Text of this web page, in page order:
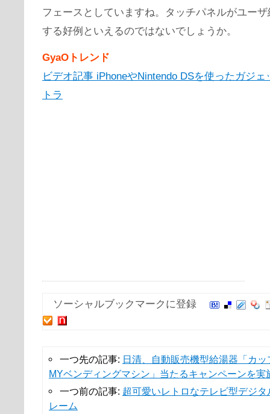
フェースとしていますね。タッチパネルがユー
する好例といえるのではないでしょうか。
GyaOトレンド
ビデオ記事 iPhoneやNintendo DSを使ったガジ
トラ
ソーシャルブックマークに登録
一つ先の記事: 日清、自動販売機型給湯器「カ
MYベンディングマシン」当たるキャンペーンを実
一つ前の記事: 超可愛いレトロなテレビ型デジタ
レーム